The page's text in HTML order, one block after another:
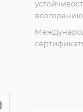
возгоранию